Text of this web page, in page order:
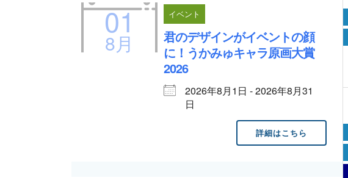
01
8月
イベント
君のデザインがイベントの顔
に！うかみゅキャラ原画大賞
2026
2026年8月1日 - 2026年8月31
日
詳細はこちら